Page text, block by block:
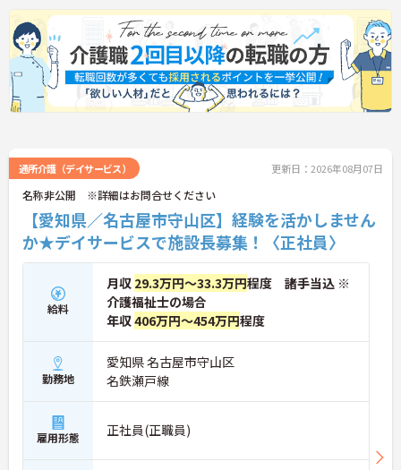
通所介護（デイサービス） 更新日：2026年08月07日
名称非公開 ※詳細はお問合せください
【愛知県／名古屋市守山区】経験を活かしません
か★デイサービスで施設長募集！〈正社員〉
給料
月収 29.3万円～33.3万円程度 諸手当込 ※
介護福祉士の場合
年収406万円～454万円程度
勤務地
愛知県 名古屋市守山区
名鉄瀬戸線
雇用形態 正社員(正職員)